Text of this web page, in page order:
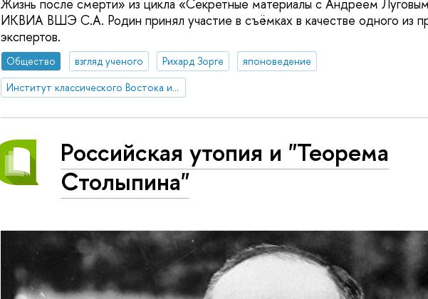
Жизнь после смерти» из цикла «Секретные материалы с Андреем
ИКВИА ВШЭ С.А. Родин принял участие в съёмках в качестве одного из
экспертов.
Общество взгляд ученого Рихард Зорге
японоведение
Институт классического Востока и античности
Российская утопия и "Теорема
Столыпина"